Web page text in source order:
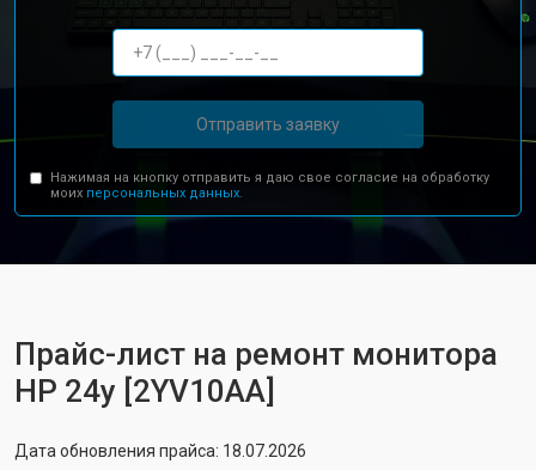
Отправить заявку
Нажимая на кнопку отправить я даю свое согласие на обработку
моих персональных данных.
Прайс-лист на ремонт монитора
HP 24y [2YV10AA]
Дата обновления прайса: 18.07.2026